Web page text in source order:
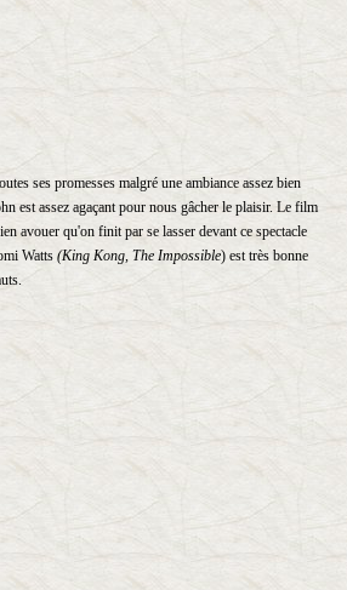
ses promesses malgré une ambiance assez bien
est assez agaçant pour nous gâcher le plaisir. Le film
avouer qu'on finit par se lasser devant ce spectacle
Watts (King Kong, The Impossible) est très bonne